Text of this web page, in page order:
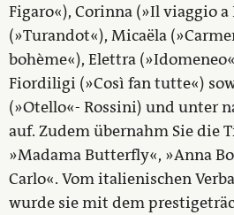
Figaro«), Corinna (»Il viaggio a
(»Turandot«), Micaëla
bohème«), Elettra
Fiordiligi (»Così fan tutte«)
(»Otello«- Rossini) und unter
auf. Zudem übernahm Sie die
»Madama Butterfly«, »Anna
Carlo«. Vom italienischen
wurde sie mit dem